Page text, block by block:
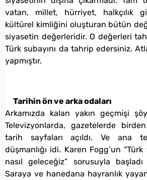
vatan, millet, hürriyet, halkçılık
kültürel kimliğini oluşturan bütün
siyasetin değerleridir. O değerleri
Türk subayını da tahrip edersiniz.
yapmıştır.
Tarihin ön ve arka odaları
Arkamızda kalan yakın geçmişi
Televizyonlarda, gazetelerde
tarih sayfaları açıldı. Ve ana
düşmanlığı idi. Karen Fogg’un
nasıl geleceğiz” sorusuyla
Saraya ve hanedana hayranlık